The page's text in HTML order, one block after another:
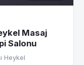
Masaj
Salonu
Heykel